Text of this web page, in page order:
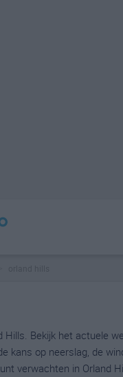
Bekijk het actuele
kans op neerslag, de
verwachten in Orland